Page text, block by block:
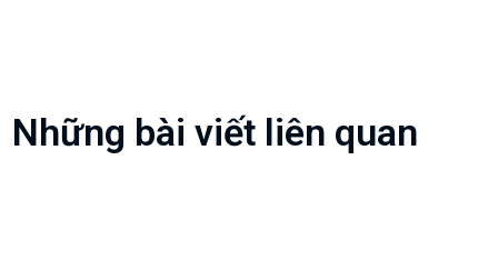
Những bài viết liên quan